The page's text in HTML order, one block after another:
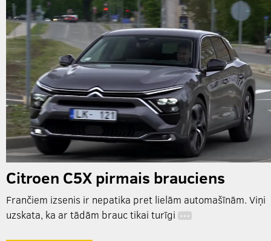
Citroen C5X pirmais brauciens
Frančiem izsenis ir nepatika pret lielām automašīnām. Viņi
uzskata, ka ar tādām brauc tikai turīgi …